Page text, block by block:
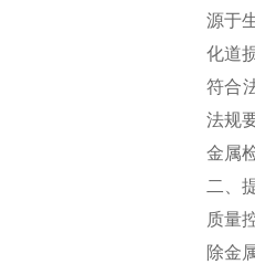
源于
化道
符合
法规
金属
二、
质量
除金